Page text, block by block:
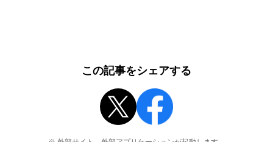
この記事をシェアする